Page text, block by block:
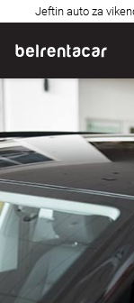
Iznajmljivanje vozila
Cene
Uslovi najma
O nama
Najčešća pitanja